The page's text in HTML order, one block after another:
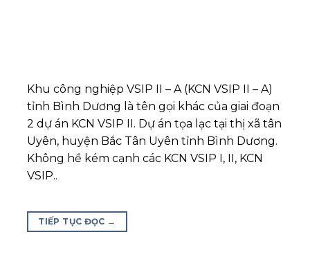
Khu công nghiệp VSIP II – A (KCN VSIP II – A)
tỉnh Bình Dương là tên gọi khác của giai đoạn
2 dự án KCN VSIP II. Dự án tọa lạc tại thị xã tân
Uyên, huyện Bắc Tân Uyên tỉnh Bình Dương.
Không hề kém cạnh các KCN VSIP I, II, KCN
VSIP..
TIẾP TỤC ĐỌC →